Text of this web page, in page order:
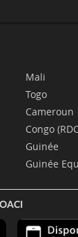
Mali
Togo
Cameroun
Congo
Guinée
Guinée